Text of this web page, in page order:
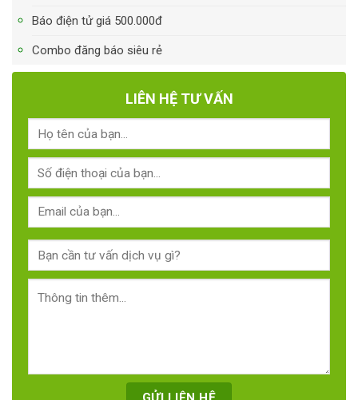
Báo điện tử giá 500.000đ
Combo đăng báo siêu rẻ
LIÊN HỆ TƯ VẤN